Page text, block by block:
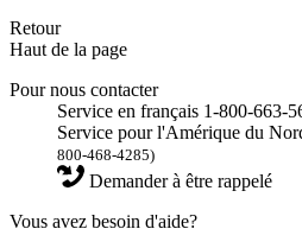
Retour
Haut de la page
Pour nous contacter
Service en français 1-800-663-
Service pour l'Amérique du
800-468-4285)
Demander à être rappelé
Vous avez besoin d'aide?